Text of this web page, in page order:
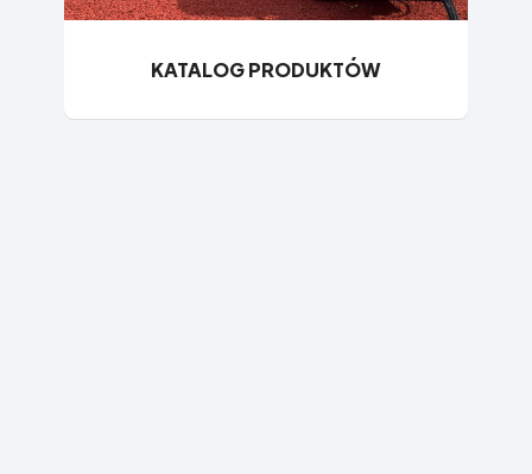
KATALOG PRODUKTÓW